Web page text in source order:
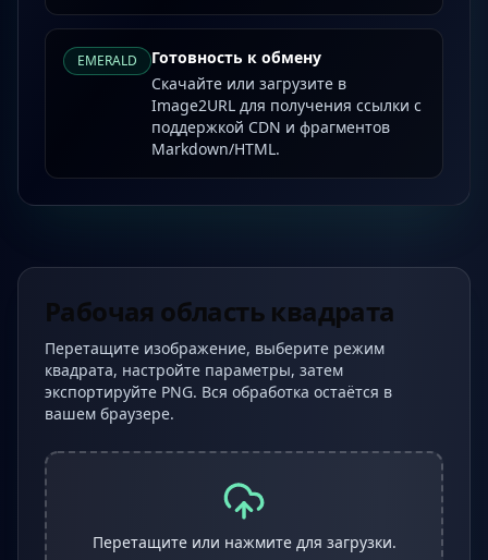
EMERALD
Готовность к обмену
Скачайте или загрузите в
Image2URL для получения ссылки с
поддержкой CDN и фрагментов
Markdown/HTML.
Рабочая область квадрата
Перетащите изображение, выберите режим
квадрата, настройте параметры, затем
экспортируйте PNG. Вся обработка остаётся в
вашем браузере.
Перетащите или нажмите для загрузки.